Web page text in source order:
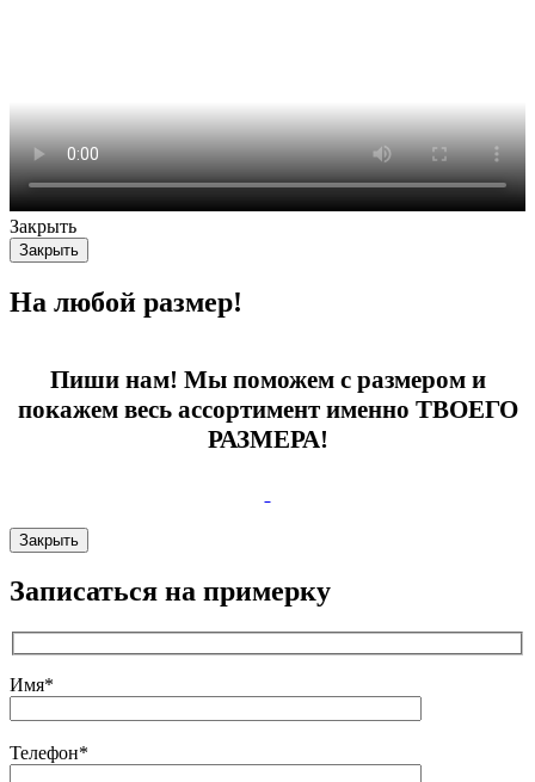
Закрыть
Закрыть
На любой размер!
Пиши нам! Мы поможем с размером и
покажем весь ассортимент именно ТВОЕГО
РАЗМЕРА!
Закрыть
Записаться на примерку
Имя*
Телефон*